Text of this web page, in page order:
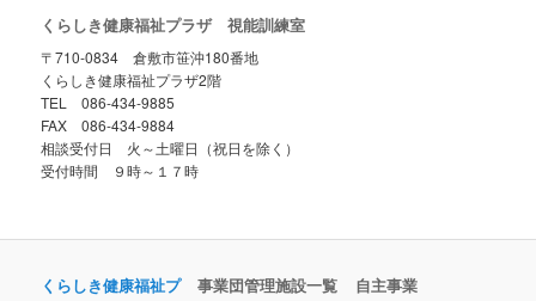
くらしき健康福祉プラザ 視能訓練室
〒710-0834 倉敷市笹沖180番地
くらしき健康福祉プラザ2階
TEL 086-434-9885
FAX 086-434-9884
相談受付日 火～土曜日（祝日を除く）
受付時間 ９時～１７時
くらしき健康福祉プ
事業団管理施設一覧
自主事業